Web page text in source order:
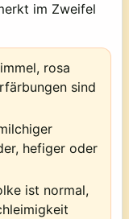
im Zweifel
rosa
sind
hefiger oder
ist normal,